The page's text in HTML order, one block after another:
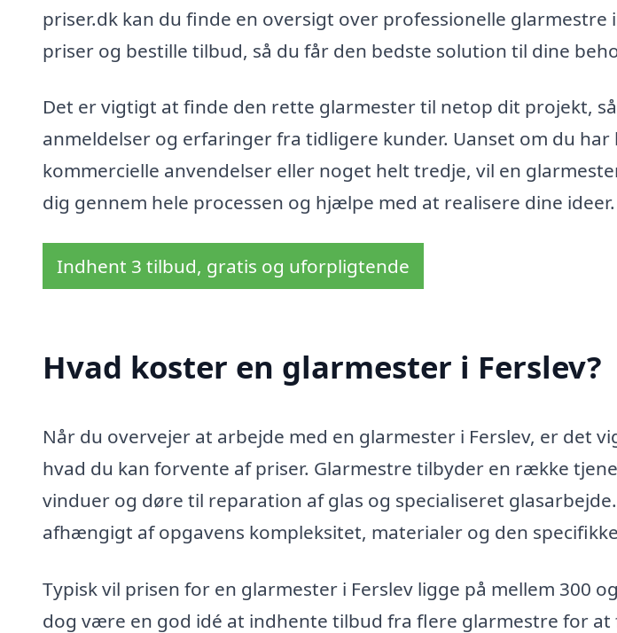
priser.dk kan du finde en oversigt over professionelle glarmestre
priser og bestille tilbud, så du får den bedste solution til dine
Det er vigtigt at finde den rette glarmester til netop dit projekt,
anmeldelser og erfaringer fra tidligere kunder. Uanset om du
kommercielle anvendelser eller noget helt tredje, vil en
dig gennem hele processen og hjælpe med at realisere dine ideer.
Indhent 3 tilbud, gratis og uforpligtende
Hvad koster en glarmester i Ferslev?
Når du overvejer at arbejde med en glarmester i Ferslev, er det
hvad du kan forvente af priser. Glarmestre tilbyder en række
vinduer og døre til reparation af glas og specialiseret
afhængigt af opgavens kompleksitet, materialer og den
Typisk vil prisen for en glarmester i Ferslev ligge på mellem 300
dog være en god idé at indhente tilbud fra flere glarmestre for at